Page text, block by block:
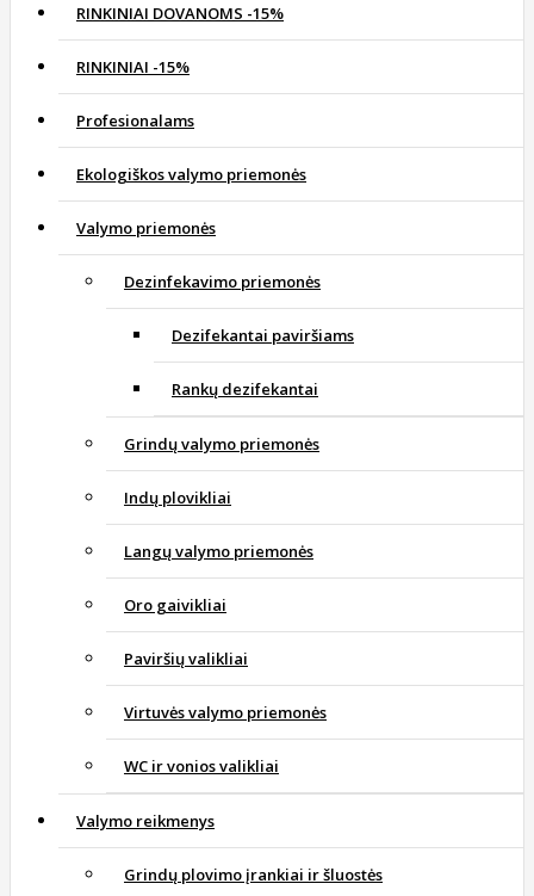
RINKINIAI DOVANOMS -15%
RINKINIAI -15%
Profesionalams
Ekologiškos valymo priemonės
Valymo priemonės
Dezinfekavimo priemonės
Dezifekantai paviršiams
Rankų dezifekantai
Grindų valymo priemonės
Indų plovikliai
Langų valymo priemonės
Oro gaivikliai
Paviršių valikliai
Virtuvės valymo priemonės
WC ir vonios valikliai
Valymo reikmenys
Grindų plovimo įrankiai ir šluostės